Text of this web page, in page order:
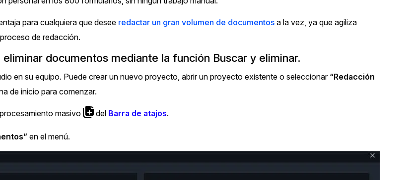
de imágenes
el 95% de su tiempo redactando
imágenes utilizando las funciones
de redacción de imágenes de IA
y Traducción
audio o video de más de 50
diferentes, graba subtítulos y más
Centros de Atención Telefónica
Centros de Crisis y Las Líneas
Directas
La Venta al Por Menor
Trabaja con nosotros
Únase a nuestro equipo y
para cualquiera que desee redactar un gran volumen de documentosa la vez, ya que agiliza
de redacción.
eliminar documentos mediante la función Buscar y eliminar.
en su equipo. Puede crear un nuevo proyecto, abrir un proyecto existente o seleccionar “Redacción
de inicio para comenzar.
masivo del Barra de atajos.
en el menú.